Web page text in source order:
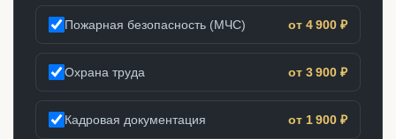
Пожарная безопасность (МЧС) от 4 900 ₽
Охрана труда от 3 900 ₽
Кадровая документация от 1 900 ₽